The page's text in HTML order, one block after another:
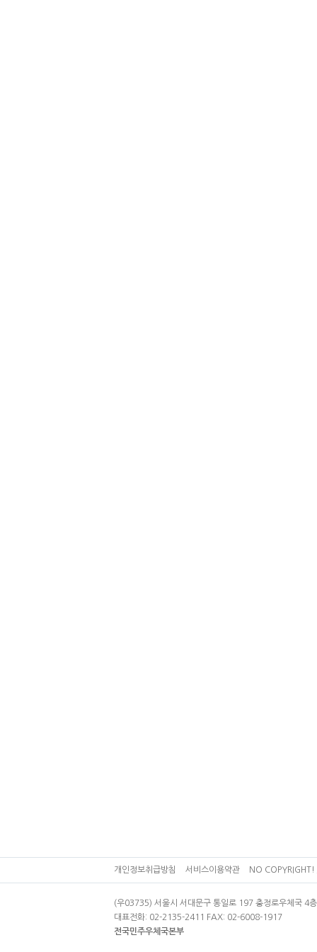
개인정보취급방침 서비스이용약관 NO COPYRIGHT!
(우03735) 서울시 서대문구 통일로 197 충정로우체국 4
대표전화: 02-2135-2411 FAX: 02-6008-1917
전국민주우체국본부